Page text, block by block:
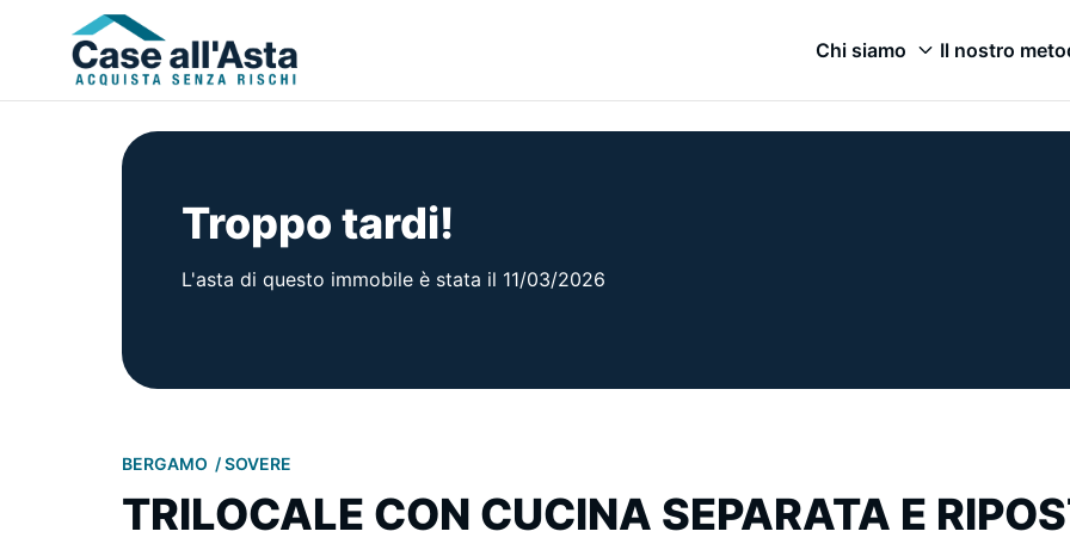
Chi siamo Il nostro
Troppo tardi!
L'asta di questo immobile è stata il 11/03/2026
BERGAMO SOVERE
TRILOCALE CON CUCINA SEPARATA E